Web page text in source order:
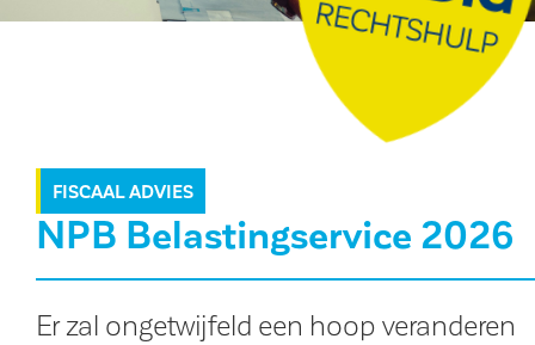
FISCAAL ADVIES
NPB Belastingservice 2026
Er zal ongetwijfeld een hoop veranderen